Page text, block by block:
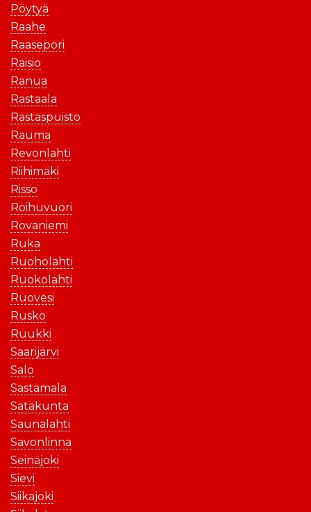
Pöytyä
Raahe
Raasepori
Raisio
Ranua
Rastaala
Rastaspuisto
Rauma
Revonlahti
Riihimäki
Risso
Roihuvuori
Rovaniemi
Ruka
Ruoholahti
Ruokolahti
Ruovesi
Rusko
Ruukki
Saarijärvi
Salo
Sastamala
Satakunta
Saunalahti
Savonlinna
Seinäjoki
Sievi
Siikajoki